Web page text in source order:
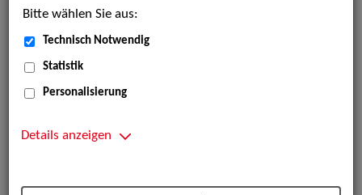
Bitte wählen Sie aus:
Technisch Notwendig
Statistik
Personalisierung
Details anzeigen